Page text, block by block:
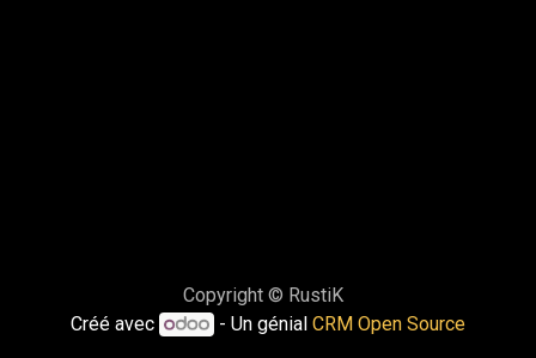
Copyright © RustiK
Créé avec
- Un génialCRM Open Source